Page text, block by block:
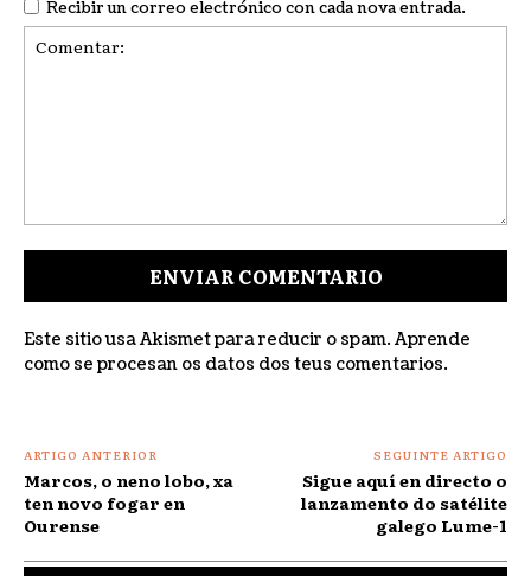
Recibir un correo electrónico con cada nova entrada.
Este sitio usa Akismet para reducir o spam. Aprende
como se procesan os datos dos teus comentarios.
ARTIGO ANTERIOR
Marcos, o neno lobo, xa
ten novo fogar en
Ourense
SEGUINTE ARTIGO
Sigue aquí en directo o
lanzamento do satélite
galego Lume-1